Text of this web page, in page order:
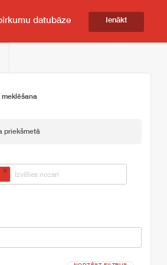
datubāze Ienākt
meklēšana
priekšmetā
×